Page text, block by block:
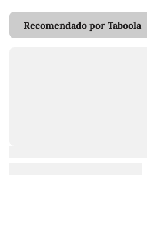
Recomendado por Taboola